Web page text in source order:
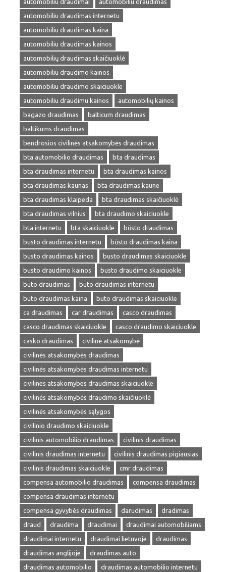
automobiliu draudimai
automobiliu draudimas
automobiliu draudimas internetu
automobiliu draudimas kaina
automobiliu draudimas kainos
automobilių draudimas skaičiuoklė
automobiliu draudimo kainos
automobiliu draudimo skaiciuokle
automobiliu draudimu kainos
automobilių kainos
bagazo draudimas
balticum draudimas
baltikums draudimas
bendrosios civilinės atsakomybės draudimas
bta automobilio draudimas
bta draudimas
bta draudimas internetu
bta draudimas kainos
bta draudimas kaunas
bta draudimas kaune
bta draudimas klaipeda
bta draudimas skaičiuoklė
bta draudimas vilnius
bta draudimo skaiciuokle
bta internetu
bta skaiciuokle
būsto draudimas
busto draudimas internetu
būsto draudimas kaina
busto draudimas kainos
busto draudimas skaiciuokle
busto draudimo kainos
busto draudimo skaiciuokle
buto draudimas
buto draudimas internetu
buto draudimas kaina
buto draudimas skaiciuokle
ca draudimas
car draudimas
casco draudimas
casco draudimas skaiciuokle
casco draudimo skaiciuokle
casko draudimas
civilinė atsakomybė
civilinės atsakomybės draudimas
civilinės atsakomybės draudimas internetu
civilines atsakomybes draudimas skaiciuokle
civilinės atsakomybės draudimo skaičiuoklė
civilinės atsakomybės sąlygos
civilinio draudimo skaiciuokle
civilinis automobilio draudimas
civilinis draudimas
civilinis draudimas internetu
civilinis draudimas pigiausias
civilinis draudimas skaiciuokle
cmr draudimas
compensa automobilio draudimas
compensa draudimas
compensa draudimas internetu
compensa gyvybės draudimas
darudimas
dradimas
draud
draudima draudimai
draudimai automobiliams
draudimai internetu
draudimai lietuvoje
draudimas
draudimas anglijoje
draudimas auto
draudimas automobilio
draudimas automobilio internetu